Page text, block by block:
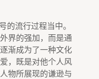
的流行过程当中。
界的强加，而是通
渐成为了一种文化
，既是对他个人风
物所展现的谦逊与